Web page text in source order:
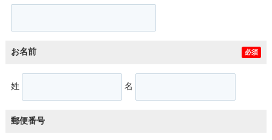
お名前 必須
姓 名
郵便番号